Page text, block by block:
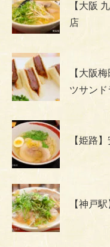
【大阪
店
【大阪
ツサンド
【姫路
【神戸